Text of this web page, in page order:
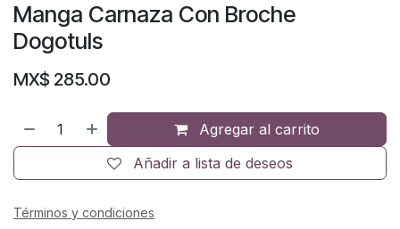
Manga Carnaza Con Broche
Dogotuls
MX$ 285.00
Agregar al carrito
Añadir a lista de deseos
Términos y condiciones